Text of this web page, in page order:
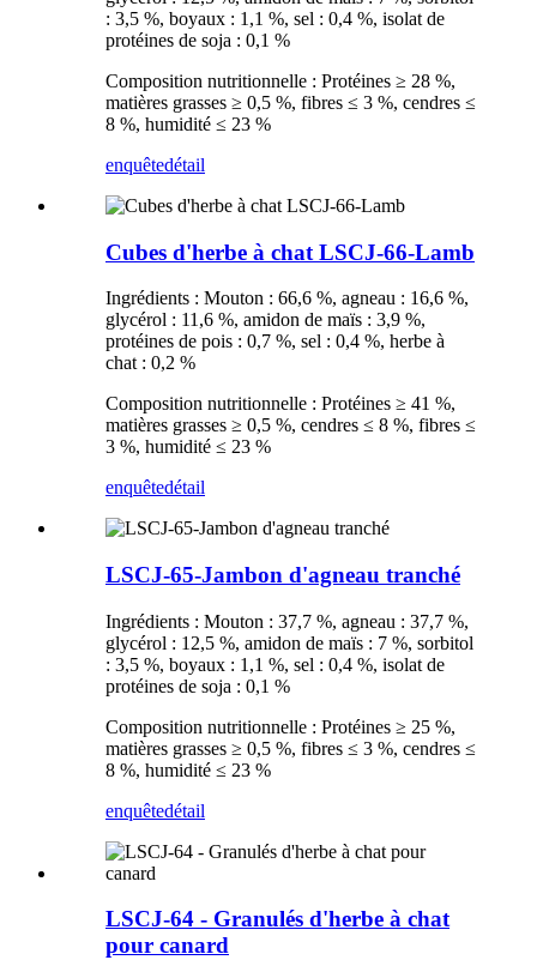
: 3,5 %, boyaux : 1,1 %, sel : 0,4 %, isolat de
protéines de soja : 0,1 %
Composition nutritionnelle : Protéines ≥ 28 %,
matières grasses ≥ 0,5 %, fibres ≤ 3 %, cendres ≤
8 %, humidité ≤ 23 %
enquêtedétail
Cubes d'herbe à chat LSCJ-66-Lamb
Ingrédients : Mouton : 66,6 %, agneau : 16,6 %,
glycérol : 11,6 %, amidon de maïs : 3,9 %,
protéines de pois : 0,7 %, sel : 0,4 %, herbe à
chat : 0,2 %
Composition nutritionnelle : Protéines ≥ 41 %,
matières grasses ≥ 0,5 %, cendres ≤ 8 %, fibres ≤
3 %, humidité ≤ 23 %
enquêtedétail
LSCJ-65-Jambon d'agneau tranché
Ingrédients : Mouton : 37,7 %, agneau : 37,7 %,
glycérol : 12,5 %, amidon de maïs : 7 %, sorbitol
: 3,5 %, boyaux : 1,1 %, sel : 0,4 %, isolat de
protéines de soja : 0,1 %
Composition nutritionnelle : Protéines ≥ 25 %,
matières grasses ≥ 0,5 %, fibres ≤ 3 %, cendres ≤
8 %, humidité ≤ 23 %
enquêtedétail
LSCJ-64 - Granulés d'herbe à chat
pour canard